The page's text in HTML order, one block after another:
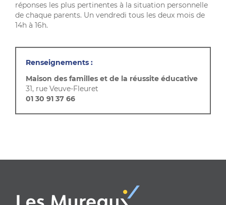
réponses les plus pertinentes à la situation personnelle
de chaque parents. Un vendredi tous les deux mois de
14h à 16h.
Renseignements :
Maison des familles et de la réussite éducative
31, rue Veuve-Fleuret
01 30 91 37 66